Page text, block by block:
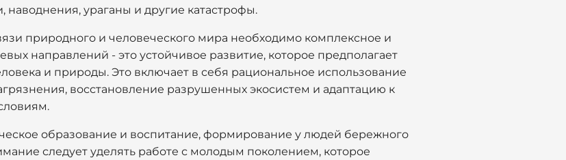
ураганы и другие катастрофы.
природного и человеческого мира необходимо комплексное и
направлений - это устойчивое развитие, которое предполагает
и природы. Это включает в себя рациональное использование
восстановление разрушенных экосистем и адаптацию к
образование и воспитание, формирование у людей бережного
следует уделять работе с молодым поколением, которое